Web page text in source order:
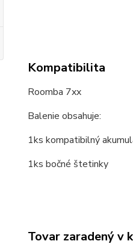
Kompatibilita
Roomba 7xx
Balenie obsahuje:
1ks kompatibilný
1ks bočné štetinky
Tovar zaradený v